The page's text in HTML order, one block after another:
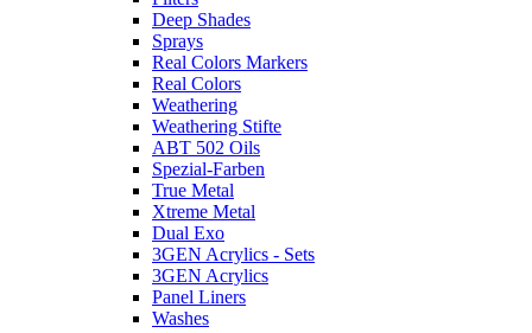
Deep Shades
Sprays
Real Colors Markers
Real Colors
Weathering
Weathering Stifte
ABT 502 Oils
Spezial-Farben
True Metal
Xtreme Metal
Dual Exo
3GEN Acrylics - Sets
3GEN Acrylics
Panel Liners
Washes